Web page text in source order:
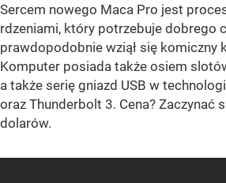
Sercem nowego Maca Pro jest
rdzeniami, który potrzebuje dobrego
prawdopodobnie wziął się komiczny
Komputer posiada także osiem
a także serię gniazd USB w
oraz Thunderbolt 3. Cena? Zaczynać
dolarów.